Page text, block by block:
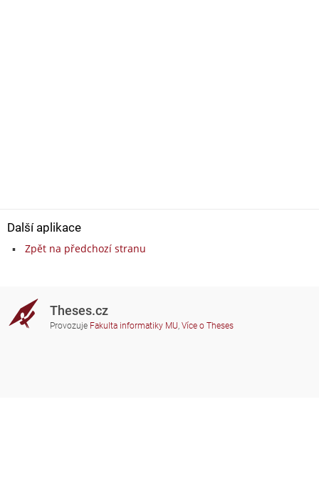
Další aplikace
Zpět na předchozí stranu
Theses.cz
Provozuje Fakulta informatiky MU, Více o Theses